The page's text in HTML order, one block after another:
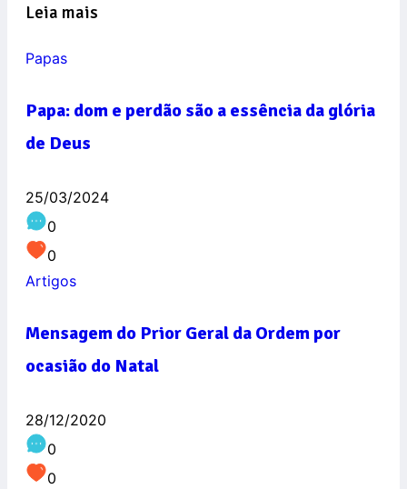
Leia mais
Papas
Papa: dom e perdão são a essência da glória
de Deus
25/03/2024
0
0
Artigos
Mensagem do Prior Geral da Ordem por
ocasião do Natal
28/12/2020
0
0